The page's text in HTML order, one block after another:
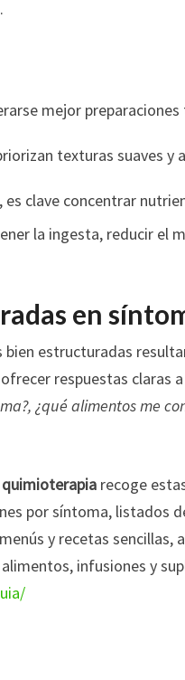
mejor
texturas suaves y
, es clave concentrar
la ingesta, reducir el
en
estructuradas
respuestas claras
¿qué alimentos me
recoge
por síntoma, listados
y recetas sencillas,
infusiones y